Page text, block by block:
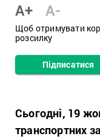
A+ A-
Щоб отримувати
розсилку
Підписатися
Сьогодні, 19
транспортних